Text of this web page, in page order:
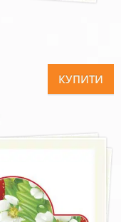
КУПИТИ